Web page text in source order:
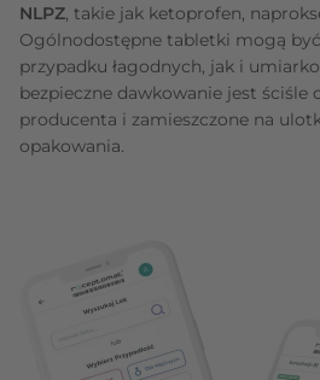
NLPZ, takie jak ketoprofen,
Ogólnodostępne tabletki mogą
przypadku łagodnych, jak i
bezpieczne dawkowanie jest ściśle
producenta i zamieszczone na
opakowania.